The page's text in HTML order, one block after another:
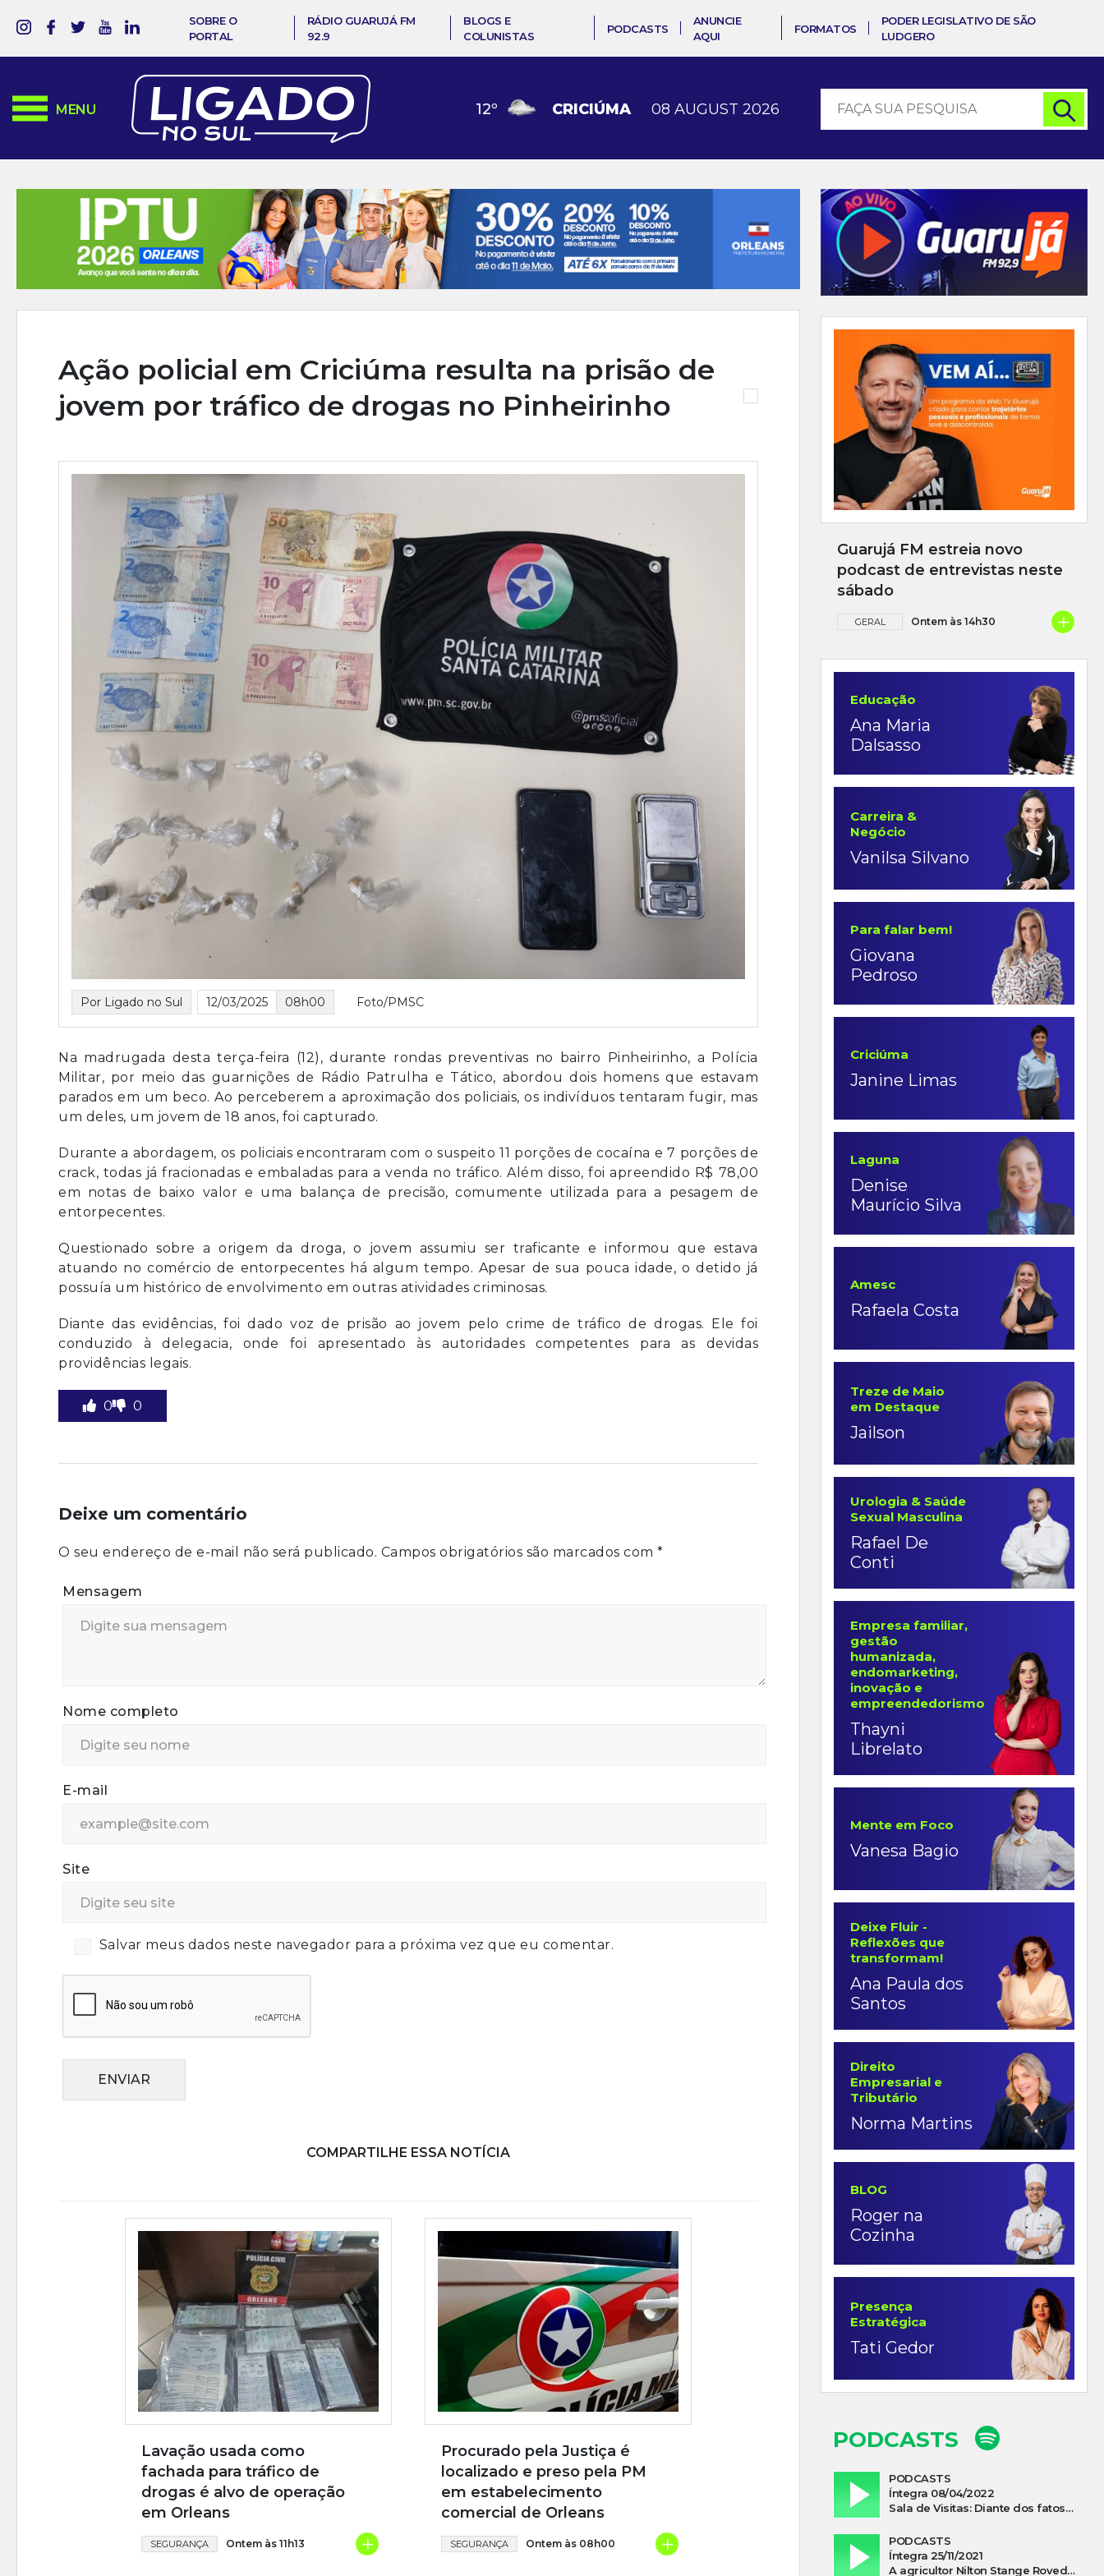
SOBRE O
PORTAL
RÁDIO GUARUJÁ FM
92.9
BLOGS E
COLUNISTAS
PODCASTS
ANUNCIE
AQUI
FORMATOS
PODER LEGISLATIVO DE SÃO
LUDGERO
MENU 12º CRICIÚMA 08 AUGUST 2026
Ação policial em Criciúma resulta na prisão de
jovem por tráfico de drogas no Pinheirinho
Por Ligado no Sul 12/03/2025 08h00 Foto/PMSC
Na madrugada desta terça-feira (12), durante rondas preventivas no bairro Pinheirinho, a Polícia
Militar, por meio das guarnições de Rádio Patrulha e Tático, abordou dois homens que estavam
parados em um beco. Ao perceberem a aproximação dos policiais, os indivíduos tentaram fugir, mas
um deles, um jovem de 18 anos, foi capturado.
Durante a abordagem, os policiais encontraram com o suspeito 11 porções de cocaína e 7 porções de
crack, todas já fracionadas e embaladas para a venda no tráfico. Além disso, foi apreendido R$ 78,00
em notas de baixo valor e uma balança de precisão, comumente utilizada para a pesagem de
entorpecentes.
Questionado sobre a origem da droga, o jovem assumiu ser traficante e informou que estava
atuando no comércio de entorpecentes há algum tempo. Apesar de sua pouca idade, o detido já
possuía um histórico de envolvimento em outras atividades criminosas.
Diante das evidências, foi dado voz de prisão ao jovem pelo crime de tráfico de drogas. Ele foi
conduzido à delegacia, onde foi apresentado às autoridades competentes para as devidas
providências legais.
0 0
Deixe um comentário
O seu endereço de e-mail não será publicado. Campos obrigatórios são marcados com *
Mensagem
Nome completo
E-mail
Site
Salvar meus dados neste navegador para a próxima vez que eu comentar.
ENVIAR
COMPARTILHE ESSA NOTÍCIA
Lavação usada como
fachada para tráfico de
drogas é alvo de operação
em Orleans
SEGURANÇA Ontem às 11h13 +
Procurado pela Justiça é
localizado e preso pela PM
em estabelecimento
comercial de Orleans
SEGURANÇA Ontem às 08h00 +
Guarujá FM estreia novo
podcast de entrevistas neste
sábado
GERAL Ontem às 14h30 +
Educação
Ana Maria
Dalsasso
Carreira &
Negócio
Vanilsa Silvano
Para falar bem!
Giovana
Pedroso
Criciúma
Janine Limas
Laguna
Denise
Maurício Silva
Amesc
Rafaela Costa
Treze de Maio
em Destaque
Jailson
Urologia & Saúde
Sexual Masculina
Rafael De
Conti
Empresa familiar,
gestão
humanizada,
endomarketing,
inovação e
empreendedorismo
Thayni
Librelato
Mente em Foco
Vanesa Bagio
Deixe Fluir -
Reflexões que
transformam!
Ana Paula dos
Santos
Direito
Empresarial e
Tributário
Norma Martins
BLOG
Roger na
Cozinha
Presença
Estratégica
Tati Gedor
PODCASTS
PODCASTS
Íntegra 08/04/2022
Sala de Visitas: Diante dos fatos que influenciam a economia o que podemos esperar de 2022
PODCASTS
Íntegra 25/11/2021
A agricultor Nilton Stange Roveda, afirma ter recebido ajuda espiritual durante acidente